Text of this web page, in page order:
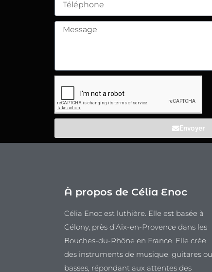
Envoyer
À propos de Célia Enoc
Célia Enoc est luthière. Elle est basée à
Célony, près d’Aix-en-Provence dans les
Bouches-du-Rhône en France. Elle crée
des instruments de musique, guitares ou
basses, répondant aux attentes des